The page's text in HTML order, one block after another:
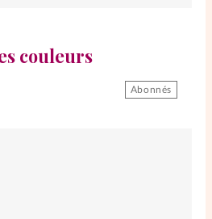
Vive la famille
couleurs
Abonnés